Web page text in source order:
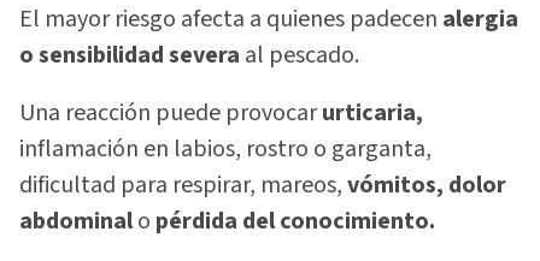
El mayor riesgo afecta a quienes padecen alergia
o sensibilidad severa al pescado.
Una reacción puede provocarurticaria,
inflamación en labios, rostro o garganta,
dificultad para respirar, mareos,vómitos, dolor
abdominalo pérdida del conocimiento.